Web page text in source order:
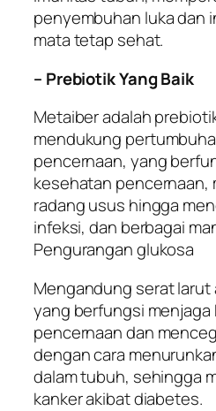
penyembuhan luka dan
mata tetap sehat.
– Prebiotik Yang Baik
Metaiber adalah
mendukung
pencernaan, yang
kesehatan pencernaan,
radang usus hingga
infeksi, dan berbagai
Pengurangan glukosa
Mengandung serat larut
yang berfungsi
pencernaan dan
dengan cara
dalam tubuh, sehingga
kanker akibat diabetes.